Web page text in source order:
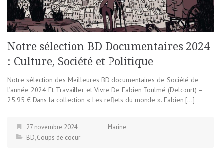
Notre sélection BD Documentaires 2024
: Culture, Société et Politique
Notre sélection des Meilleures BD documentaires de Société de
l’année 2024 Et Travailler et Vivre De Fabien Toulmé (Delcourt) –
25.95 € Dans la collection « Les reflets du monde ». Fabien […]
27 novembre 2024
Marine
BD, Coups de coeur